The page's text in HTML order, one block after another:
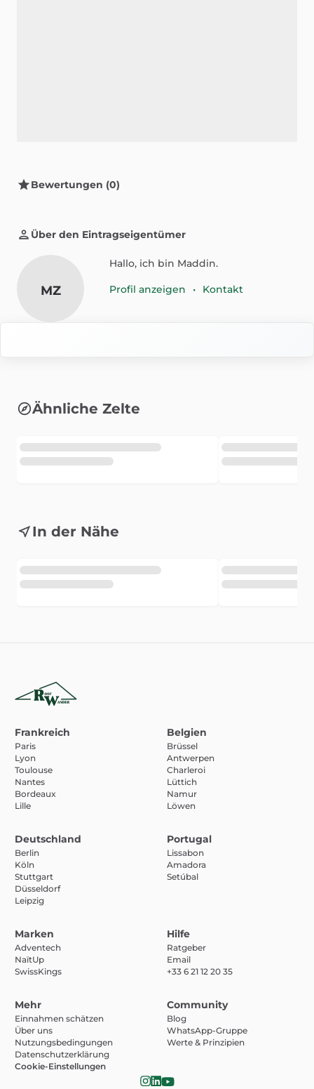
Bewertungen (0)
Über den Eintragseigentümer
MZ
Hallo, ich bin Maddin.
Profil anzeigen • Kontakt
Ähnliche Zelte
In der Nähe
Frankreich
Paris
Lyon
Toulouse
Nantes
Bordeaux
Lille
Belgien
Brüssel
Antwerpen
Charleroi
Lüttich
Namur
Löwen
Deutschland
Berlin
Köln
Stuttgart
Düsseldorf
Leipzig
Portugal
Lissabon
Amadora
Setúbal
Marken
Adventech
NaïtUp
SwissKings
Hilfe
Ratgeber
Email
+33 6 21 12 20 35
Mehr
Einnahmen schätzen
Über uns
Nutzungsbedingungen
Datenschutzerklärung
Cookie-Einstellungen
Community
Blog
WhatsApp-Gruppe
Werte & Prinzipien